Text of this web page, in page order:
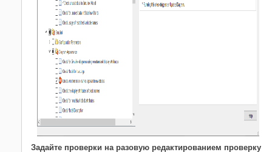
Задайте проверки на разовую редактированием проверку